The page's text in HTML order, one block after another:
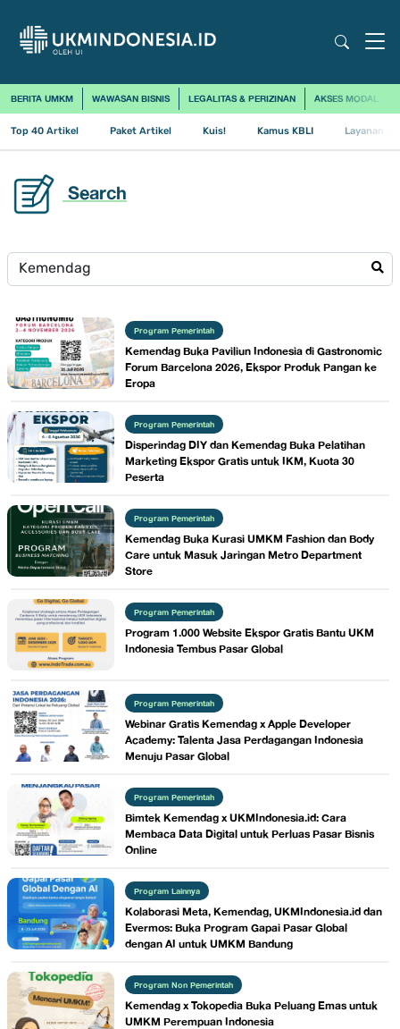
BERITA UMKM WAWASAN BISNIS LEGALITAS & PERIZINAN AKSES MODAL
Top 40 Artikel Paket Artikel Kuis! Kamus KBLI Layanan
Search
Program Pemerintah
Kemendag Buka Paviliun Indonesia di Gastronomic
Forum Barcelona 2026, Ekspor Produk Pangan ke
Eropa
Program Pemerintah
Disperindag DIY dan Kemendag Buka Pelatihan
Marketing Ekspor Gratis untuk IKM, Kuota 30
Peserta
Program Pemerintah
Kemendag Buka Kurasi UMKM Fashion dan Body
Care untuk Masuk Jaringan Metro Department
Store
Program Pemerintah
Program 1.000 Website Ekspor Gratis Bantu UKM
Indonesia Tembus Pasar Global
Program Pemerintah
Webinar Gratis Kemendag x Apple Developer
Academy: Talenta Jasa Perdagangan Indonesia
Menuju Pasar Global
Program Pemerintah
Bimtek Kemendag x UKMIndonesia.id: Cara
Membaca Data Digital untuk Perluas Pasar Bisnis
Online
Program Lainnya
Kolaborasi Meta, Kemendag, UKMIndonesia.id dan
Evermos: Buka Program Gapai Pasar Global
dengan AI untuk UMKM Bandung
Program Non Pemerintah
Kemendag x Tokopedia Buka Peluang Emas untuk
UMKM Perempuan Indonesia